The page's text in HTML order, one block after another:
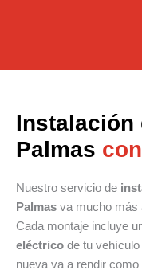
Instalación
Palmas
Nuestro servicio de
Palmas va mucho más
Cada montaje incluye
eléctrico de tu
nueva va a rendir